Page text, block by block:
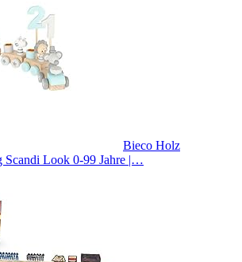
Bieco Holz
Scandi Look 0-99 Jahre |…